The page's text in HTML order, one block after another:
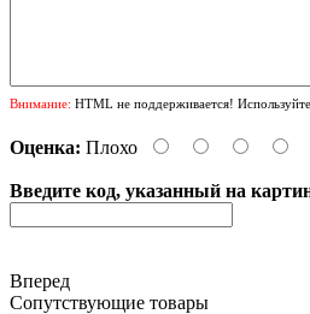
Внимание: HTML не поддерживается!
Оценка: Плохо
Введите код, указанный на
Вперед
Сопутствующие товары